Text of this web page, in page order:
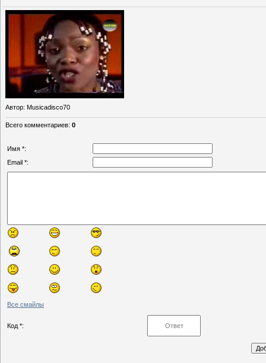
Автор: Musicadisco70
Всего комментариев: 0
Имя *:
Email *:
Все смайлы
Код *: